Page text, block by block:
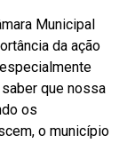
Municipal
da ação
que nossa
os
o município